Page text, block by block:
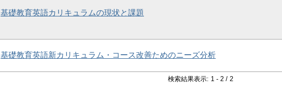
基礎教育英語カリキュラムの現状と課題
基礎教育英語新カリキュラム・コース改善ためのニーズ分析
検索結果表示: 1 - 2 / 2